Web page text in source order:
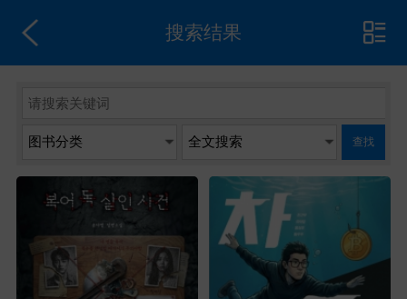
搜索结果
查找